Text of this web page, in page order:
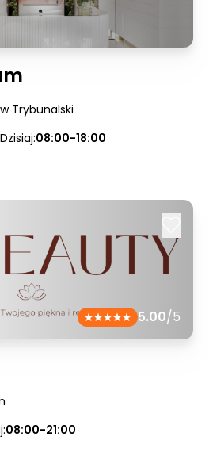
Trybunalski
Dzisiaj:08:00-18:00
5.00/5
08:00-21:00